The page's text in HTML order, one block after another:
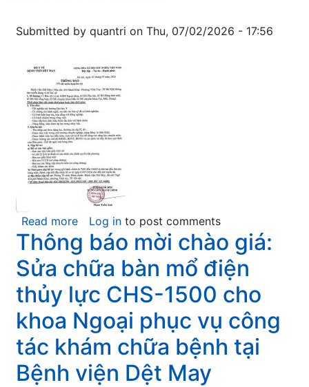
Submitted by quantri on Thu, 07/02/2026 - 17:56
Read more about
BỆNH
VIỆN
DỆT
MAY:
THÔNG
BÁO
TUYỂN
DỤNG
BÁC
Log in to post comments
Thông báo mời chào giá:
Sửa chữa bàn mổ điện
thủy lực CHS-1500 cho
khoa Ngoại phục vụ công
tác khám chữa bệnh tại
Bệnh viện Dệt May